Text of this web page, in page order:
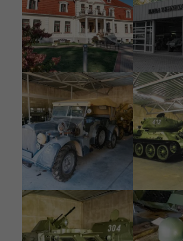
Pilt Pilt
Pilt Pilt